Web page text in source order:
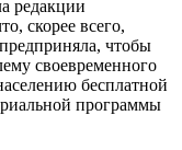
редакции
скорее всего,
чтобы
своевременного
бесплатной
программы